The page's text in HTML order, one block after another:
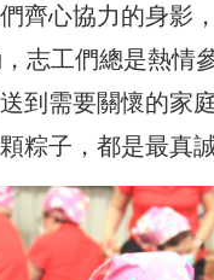
齊心協力的身影
志工們總是熱情
到需要關懷的家
粽子，都是最真